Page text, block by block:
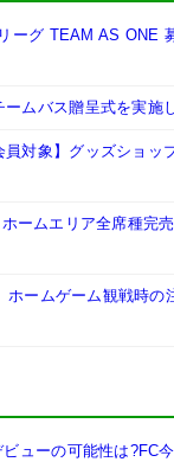
ーグ TEAM AS ONE
ムバス贈呈式を実施
員対象】グッズショ
ホームエリア全席種完
ホームゲーム観戦時の
ューの可能性は?FC